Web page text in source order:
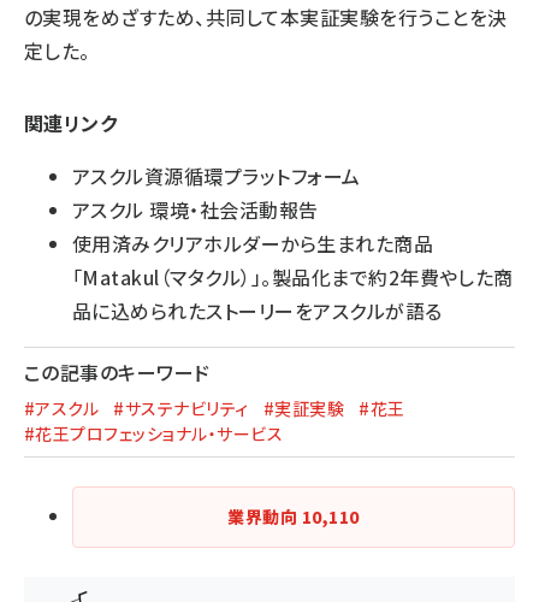
の実現をめざすため、共同して本実証実験を行うことを決
定した。
関連リンク
アスクル資源循環プラットフォーム
アスクル 環境・社会活動報告
使用済みクリアホルダーから生まれた商品
「Matakul（マタクル）」。製品化まで約2年費やした商
品に込められたストーリーをアスクルが語る
この記事のキーワード
#アスクル #サステナビリティ #実証実験
#花王
#花王プロフェッショナル・サービス
業界動向 10,110